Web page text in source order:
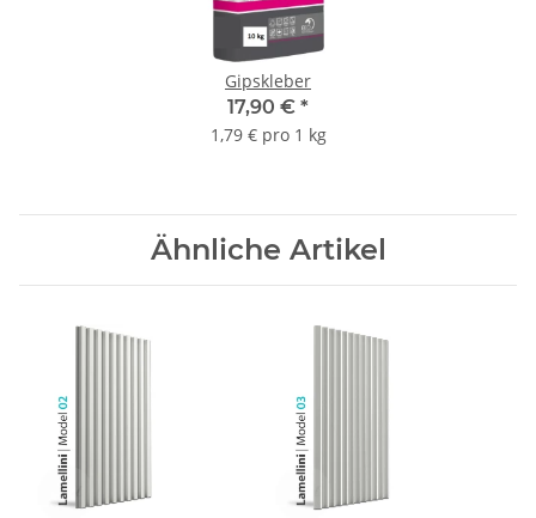
Gipskleber
17,90 € *
1,79 € pro 1 kg
Ähnliche Artikel